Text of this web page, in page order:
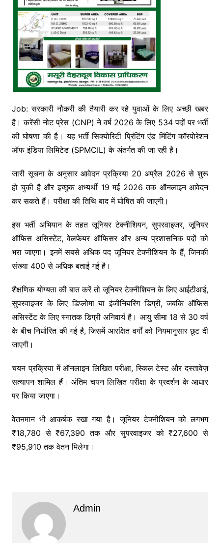
Job: सरकारी नौकरी की तैयारी कर रहे युवाओं के लिए अच्छी खबर
है। करेंसी नोट प्रेस (CNP) ने वर्ष 2026 के लिए 534 पदों पर भर्ती
की घोषणा की है। यह भर्ती सिक्योरिटी प्रिंटिंग एंड मिंटिंग कॉरपोरेशन
ऑफ इंडिया लिमिटेड (SPMCIL) के अंतर्गत की जा रही है।
जारी सूचना के अनुसार आवेदन प्रक्रिया 20 अप्रैल 2026 से शुरू
हो चुकी है और इच्छुक अभ्यर्थी 19 मई 2026 तक ऑनलाइन आवेदन
कर सकते हैं। परीक्षा की तिथि बाद में घोषित की जाएगी।
इस भर्ती अभियान के तहत जूनियर टेक्नीशियन, सुपरवाइजर, जूनियर
ऑफिस असिस्टेंट, वेलफेयर ऑफिसर और अन्य प्रशासनिक पदों को
भरा जाएगा। इनमें सबसे अधिक पद जूनियर टेक्नीशियन के हैं, जिनकी
संख्या 400 से अधिक बताई गई है।
शैक्षणिक योग्यता की बात करें तो जूनियर टेक्नीशियन के लिए आईटीआई,
सुपरवाइजर के लिए डिप्लोमा या इंजीनियरिंग डिग्री, जबकि ऑफिस
असिस्टेंट के लिए स्नातक डिग्री अनिवार्य है। आयु सीमा 18 से 30 वर्ष
के बीच निर्धारित की गई है, जिसमें आरक्षित वर्गों को नियमानुसार छूट दी
जाएगी।
चयन प्रक्रिया में ऑनलाइन लिखित परीक्षा, स्किल टेस्ट और दस्तावेज़
सत्यापन शामिल हैं। अंतिम चयन लिखित परीक्षा के प्रदर्शन के आधार
पर किया जाएगा।
वेतनमान भी आकर्षक रखा गया है। जूनियर टेक्नीशियन को लगभग
₹18,780 से ₹67,390 तक और सुपरवाइजर को ₹27,600 से
₹95,910 तक वेतन मिलेगा।
Admin